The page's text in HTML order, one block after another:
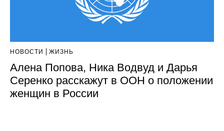
НОВОСТИ ЖИЗНЬ
Алена Попова, Ника Водвуд и Дарья
Серенко расскажут в ООН о положении
женщин в России